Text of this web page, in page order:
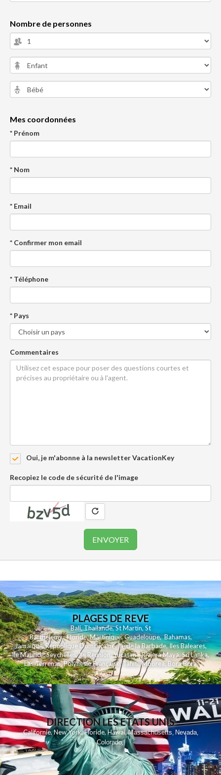
Nombre de personnes
Mes coordonnées
* Prénom
* Nom
* Email
* Confirmer mon email
* Téléphone
* Pays
Commentaires
Oui, je m'abonne à la newsletter VacationKey
Recopiez le code de sécurité de l'image
PLAGES DE REVE
Bali,Thailande,St Martin,St
Barthelemy,Floride,Martinique,Guadeloupe,Bahamas,
Jamaique,Republique Dominicaine,Ile de la Barbade,Iles Baleares,
Ile Maurice,Seychelles,Ile Reunion,Yucatan - Riviera Maya,Sri Lanka,
Las Terrenas,Polynesie Française,Tahiti,Moorea, Bora Bora
DIRECTION LES ETATS UNIS
Californie,New York,Floride,Hawai,Massachusetts, Nevada,
Colorado,